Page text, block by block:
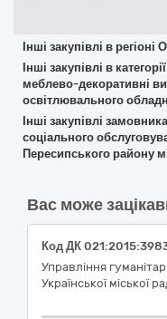
Інші закупівлі в
Інші закупівлі в
меблево-декоративні
освітлювального
Інші закупівлі
соціального
Пересипського району
Вас може
Управління
Української міської